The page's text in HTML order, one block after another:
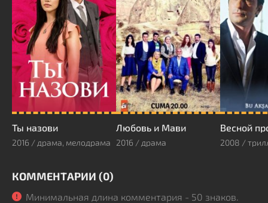
Ты назови
2016 / драма, мелодрама
Любовь и Мави
2016 / драма
Весной
КОММЕНТАРИИ (0)
Минимальная длина комментария - 50 знаков.